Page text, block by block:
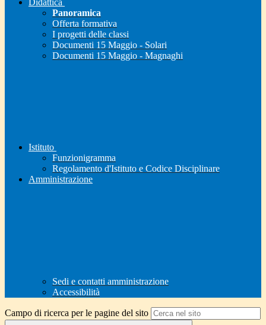
Didattica
Panoramica
Offerta formativa
I progetti delle classi
Documenti 15 Maggio - Solari
Documenti 15 Maggio - Magnaghi
Istituto
Funzionigramma
Regolamento d'Istituto e Codice Disciplinare
Amministrazione
Sedi e contatti amministrazione
Accessibilità
Campo di ricerca per le pagine del sito